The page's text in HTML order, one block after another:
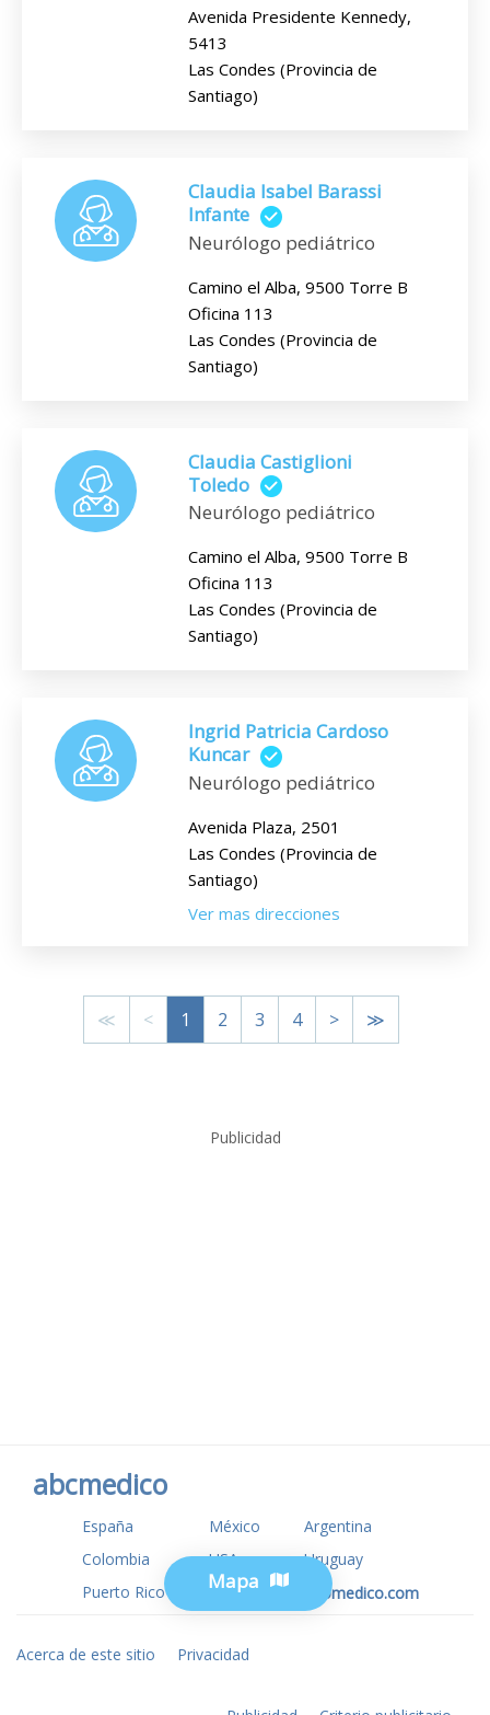
Avenida Presidente Kennedy,
5413
Las Condes (Provincia de
Santiago)
Claudia Isabel Barassi
Infante
Neurólogo pediátrico
Camino el Alba, 9500 Torre B
Oficina 113
Las Condes (Provincia de
Santiago)
Claudia Castiglioni
Toledo
Neurólogo pediátrico
Camino el Alba, 9500 Torre B
Oficina 113
Las Condes (Provincia de
Santiago)
Ingrid Patricia Cardoso
Kuncar
Neurólogo pediátrico
Avenida Plaza, 2501
Las Condes (Provincia de
Santiago)
Ver mas direcciones
≪ < 1 2 3 4 > ≫
Mapa
Publicidad
abcmedico
España México
Argentina
Colombia
USA
Uruguay
Puerto Rico
www.tuotromedico.com
Acerca de este sitio Privacidad